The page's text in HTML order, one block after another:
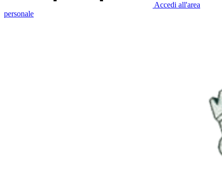
Accedi all'area
personale